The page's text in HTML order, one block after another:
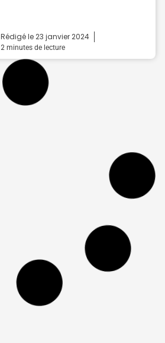
Rédigé le23 janvier 2024
2 minutes de lecture